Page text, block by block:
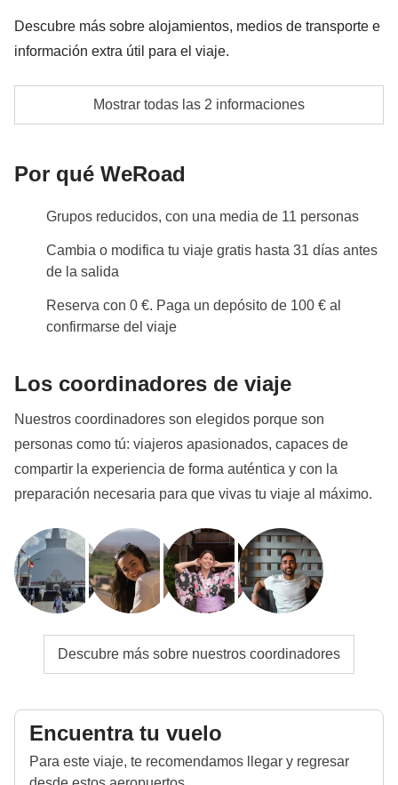
proveedores locales ajenos a WeRoad (terceros) y se
aplican sus condiciones; WeRoad no interviene en
su gestión ni asume responsabilidad alguna
Descubre más sobre alojamientos, medios de transporte e
información extra útil para el viaje.
Para garantizar la mejor experiencia posible, los
alojamientos seleccionados para este viaje pueden
según la disponibilidad, la ubicación y el nivel de
Las habitaciones podrán ser dobles, triples, múltiples
o compartidas mixtas, y las camas disponibles
podrán variar entre camas individuales, camas
dobles tipo francés (más pequeñas que una cama
matrimonial estándar), camas dobles estándar o
La tipología del alojamiento puede variar en función
de la época del año y de la disponibilidad real en el
destino.
Todos los alojamientos serán seleccionados con
cuidado para garantizar un entorno acogedor, seguro
consideramos que el participante ha sido
debidamente informado sobre las posibles
configuraciones del alojamiento.
Info sobre habitaciones privadas
Ver todos los detalles
Mostrar todas las 2 informaciones
Por qué WeRoad
Grupos reducidos, con una media de 11 personas
Cambia o modifica tu viaje gratis hasta 31 días antes
de la salida
Reserva con 0 €. Paga un depósito de 100 € al
confirmarse del viaje
Los coordinadores de viaje
Nuestros coordinadores son elegidos porque son
personas como tú: viajeros apasionados, capaces de
compartir la experiencia de forma auténtica y con la
preparación necesaria para que vivas tu viaje al máximo.
Descubre más sobre nuestros coordinadores
Encuentra tu vuelo
Para este viaje, te recomendamos llegar y regresar